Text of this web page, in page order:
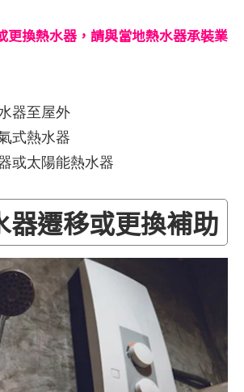
更換熱水器，請與當地熱水器承裝業
器至屋外
式熱水器
或太陽能熱水器
器遷移或更換補助